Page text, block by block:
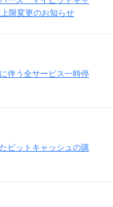
限変更のお知らせ
伴う全サービス一時停
ビットキャッシュの購